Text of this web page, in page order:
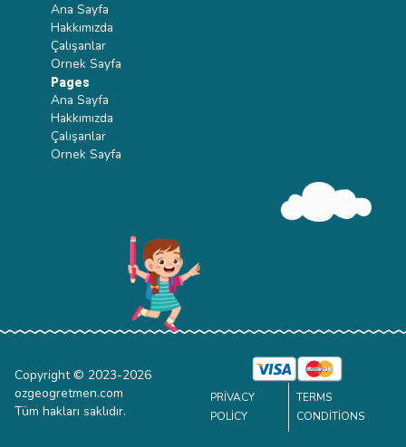
Ana Sayfa
Hakkımızda
Çalışanlar
Ornek Sayfa
Pages
Ana Sayfa
Hakkımızda
Çalışanlar
Ornek Sayfa
Copyright © 2023-2026
ozgeogretmen.com
Tüm hakları saklıdır.
PRIVACY
POLICY
TERMS
CONDITIONS